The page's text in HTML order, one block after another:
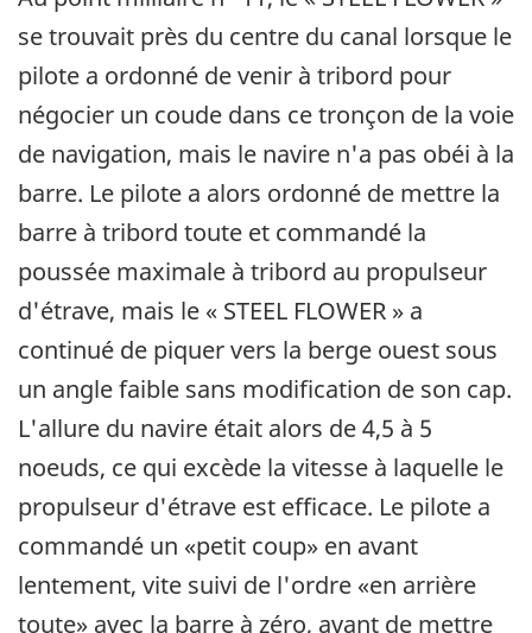
se trouvait près du centre du canal lorsque le
pilote a ordonné de venir à tribord pour
négocier un coude dans ce tronçon de la voie
de navigation, mais le navire n'a pas obéi à la
barre. Le pilote a alors ordonné de mettre la
barre à tribord toute et commandé la
poussée maximale à tribord au propulseur
d'étrave, mais le « STEEL FLOWER » a
continué de piquer vers la berge ouest sous
un angle faible sans modification de son cap.
L'allure du navire était alors de 4,5 à 5
noeuds, ce qui excède la vitesse à laquelle le
propulseur d'étrave est efficace. Le pilote a
commandé un «petit coup» en avant
lentement, vite suivi de l'ordre «en arrière
toute» avec la barre à zéro, avant de mettre